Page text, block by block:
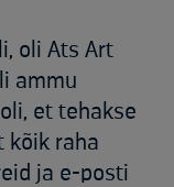
oli Ats Art
ammu
et tehakse
kõik raha
ja e-posti